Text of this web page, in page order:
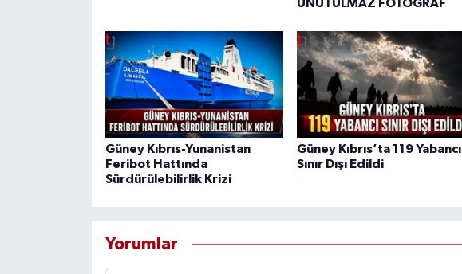
UNUTULMAZ FOTOĞRAF
Güney Kıbrıs-Yunanistan
Feribot Hattında
Sürdürülebilirlik Krizi
Güney Kıbrıs’ta 119 Yabancı
Sınır Dışı Edildi
Yorumlar